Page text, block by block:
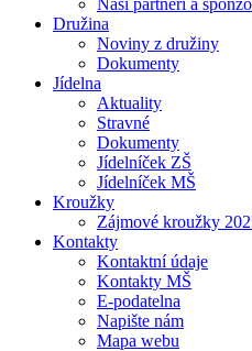
Naši partneři a
Družina
Noviny z družiny
Dokumenty
Jídelna
Aktuality
Stravné
Dokumenty
Jídelníček ZŠ
Jídelníček MŠ
Kroužky
Zájmové kroužky
Kontakty
Kontaktní údaje
Kontakty MŠ
E-podatelna
Napište nám
Mapa webu